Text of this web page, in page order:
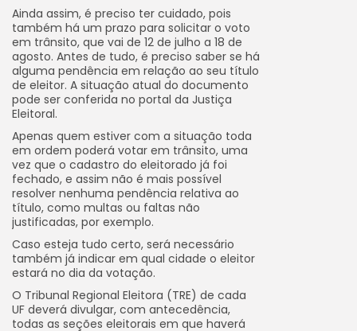
Ainda assim, é preciso ter cuidado, pois
também há um prazo para solicitar o voto
em trânsito, que vai de 12 de julho a 18 de
agosto. Antes de tudo, é preciso saber se há
alguma pendência em relação ao seu título
de eleitor. A situação atual do documento
pode ser conferida no portal da Justiça
Eleitoral.
Apenas quem estiver com a situação toda
em ordem poderá votar em trânsito, uma
vez que o cadastro do eleitorado já foi
fechado, e assim não é mais possível
resolver nenhuma pendência relativa ao
título, como multas ou faltas não
justificadas, por exemplo.
Caso esteja tudo certo, será necessário
também já indicar em qual cidade o eleitor
estará no dia da votação.
O Tribunal Regional Eleitora (TRE) de cada
UF deverá divulgar, com antecedência,
todas as seções eleitorais em que haverá